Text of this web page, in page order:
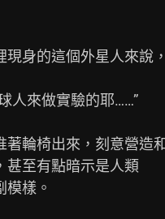
現身的這個外星人來說
人來做實驗的耶……”
著輪椅出來，刻意營造
甚至有點暗示是人類
模樣。